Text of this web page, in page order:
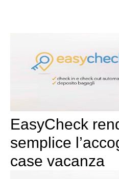
EasyCheck
semplice
case vacanza